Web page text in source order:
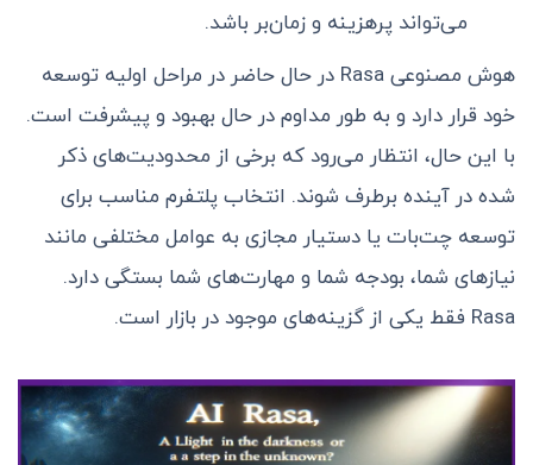
می‌تواند پرهزینه و زمان‌بر باشد.
هوش مصنوعی Rasa در حال حاضر در مراحل اولیه توسعه
خود قرار دارد و به طور مداوم در حال بهبود و پیشرفت است.
با این حال، انتظار می‌رود که برخی از محدودیت‌های ذکر
شده در آینده برطرف شوند. انتخاب پلتفرم مناسب برای
توسعه چت‌بات یا دستیار مجازی به عوامل مختلفی مانند
نیازهای شما، بودجه شما و مهارت‌های شما بستگی دارد.
Rasa فقط یکی از گزینه‌های موجود در بازار است.